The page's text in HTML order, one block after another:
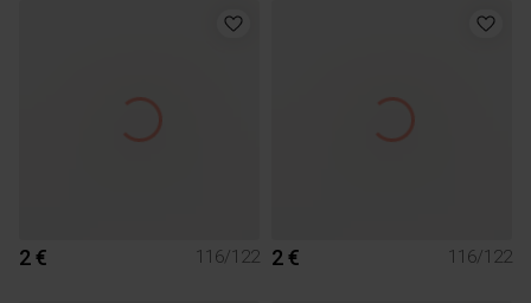
2 € 116/122 2 € 116/122